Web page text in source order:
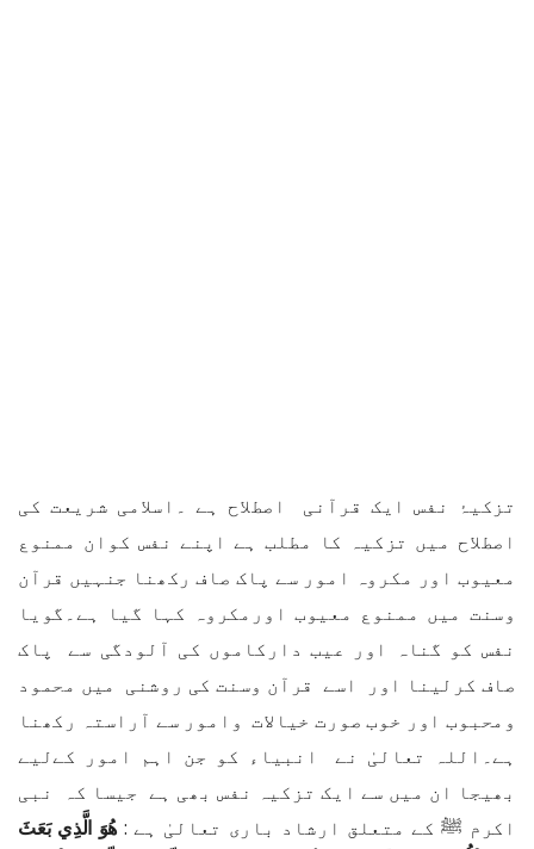
تزکیۂ نفس ایک قرآنی اصطلاح ہے ۔اسلامی شریعت کی
اصطلاح میں تزکیہ کا مطلب ہے اپنے نفس کوان ممنوع
معیوب اور مکروہ امور سے پاک صاف رکھنا جنہیں قرآن
وسنت میں ممنوع معیوب اورمکروہ کہا گیا ہے۔گویا
نفس کو گناہ اور عیب دارکاموں کی آلودگی سے پاک
صاف کرلینا اور اسے قرآن وسنت کی روشنی میں محمود
ومحبوب اور خوب صورت خیالات وامور سے آراستہ رکھنا
ہے۔اللہ تعالیٰ نے انبیاء کو جن اہم امور کےلیے
بھیجا ان میں سے ایک تزکیہ نفس بھی ہے جیسا کہ نبی
اکرم ﷺ کے متعلق ارشاد باری تعالیٰ ہے : هُوَ الَّذِي بَعَثَ